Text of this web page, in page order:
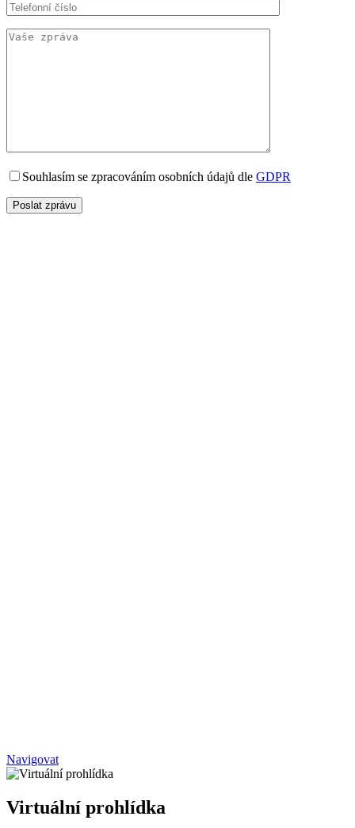
Souhlasím se zpracováním osobních údajů dle GDPR
Navigovat
Virtuální prohlídka